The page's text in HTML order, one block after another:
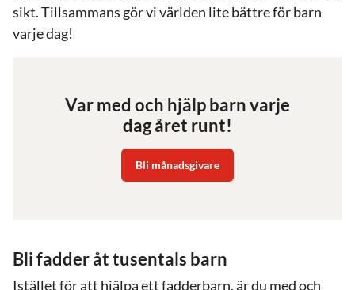
sikt. Tillsammans gör vi världen lite bättre för barn
varje dag!
Var med och hjälp barn varje
dag året runt!
Bli månadsgivare
Bli fadder åt tusentals barn
Istället för att hjälpa ett fadderbarn, är du med och